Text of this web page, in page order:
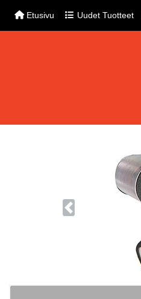
Etusivu Uudet Tuotteet
Previous